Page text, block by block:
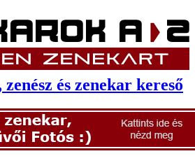
és zenekar kereső